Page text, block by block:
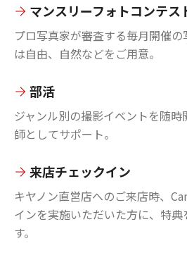
マンスリーフォトコンテス
プロ写真家が審査する毎月開催
は自由、自然などをご用意。
部活
ジャンル別の撮影イベントを随
師としてサポート。
来店チェックイン
キヤノン直営店へのご来店時、
インを実施いただいた方に、特
す。